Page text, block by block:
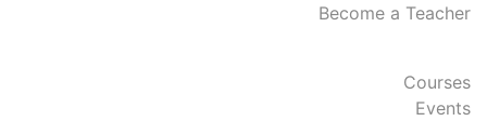
Become a Teacher
Courses
Events